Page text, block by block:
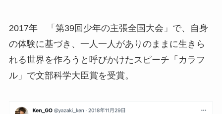
2017年 「第39回少年の主張全国大会」で、自身
の体験に基づき、一人一人がありのままに生きら
れる世界を作ろうと呼びかけたスピーチ「カラフ
ル」で文部科学大臣賞を受賞。